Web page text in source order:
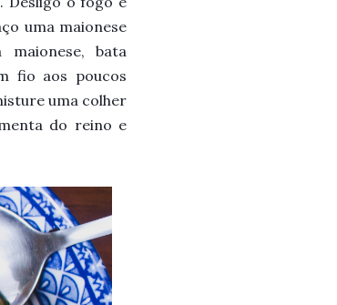
uma maionese
bata
fio aos poucos
uma colher
do reino e